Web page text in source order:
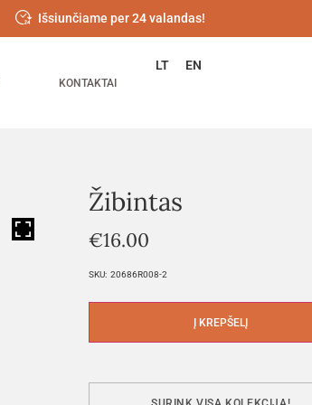
Išsiunčiame per 24 valandas!
KONTAKTAI
LT EN
Žibintas
€16.00
SKU: 20686R008-2
Į KREPŠELĮ